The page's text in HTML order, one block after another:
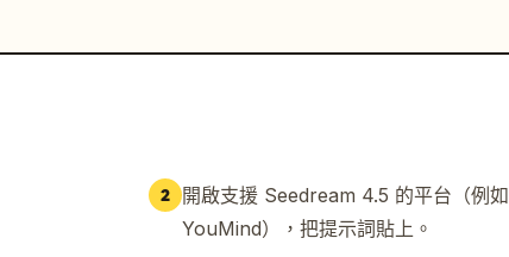
2 開啟支援 Seedream 4.5 的平台（例如
YouMind），把提示詞貼上。